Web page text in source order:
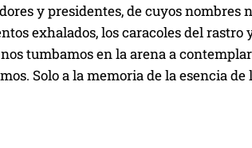
y presidentes, de cuyos nombres
exhalados, los caracoles del
tumbamos en la arena a
Solo a la memoria de la esencia de